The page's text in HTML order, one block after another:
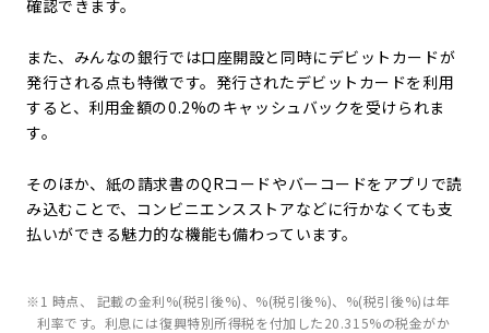
確認できます。
また、みんなの銀行では口座開設と同時にデビットカードが
発行される点も特徴です。発行されたデビットカードを利用
すると、利用金額の0.2%のキャッシュバックを受けられま
す。
そのほか、紙の請求書のQRコードやバーコードをアプリで読
み込むことで、コンビニエンスストアなどに行かなくても支
払いができる魅力的な機能も備わっています。
※1 時点、 記載の金利%(税引後%)、 %(税引後%)、 %(税引後%)は年
利率です。利息には復興特別所得税を付加した20.315%の税金がか